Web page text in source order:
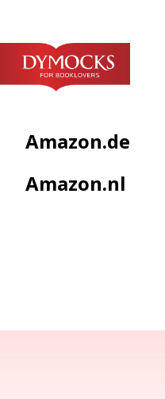
Amazon.de
Amazon.nl